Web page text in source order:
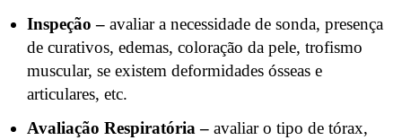
Inspeção – avaliar a necessidade de sonda, presença
de curativos, edemas, coloração da pele, trofismo
muscular, se existem deformidades ósseas e
articulares, etc.
Avaliação Respiratória – avaliar o tipo de tórax,